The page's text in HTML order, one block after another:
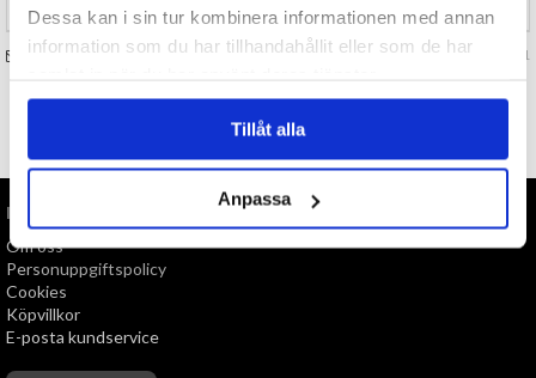
Dessa kan i sin tur kombinera informationen med annan
information som du har tillhandahållit eller som de har
Tillåt alla
Anpassa
FRÅGA OSS OM VARAN Art. nr 146941
TILL TOPPEN
INFORMATION
Om oss
Personuppgiftspolicy
Cookies
Köpvillkor
E-posta kundservice